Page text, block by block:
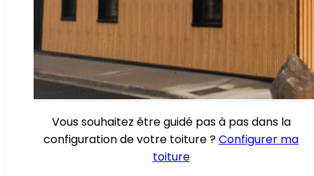
Vous souhaitez être guidé pas à pas dans la
configuration de votre toiture ?Configurer ma
toiture